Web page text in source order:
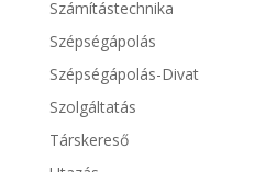
Számítástechnika
Szépségápolás
Szépségápolás-Divat
Szolgáltatás
Társkereső